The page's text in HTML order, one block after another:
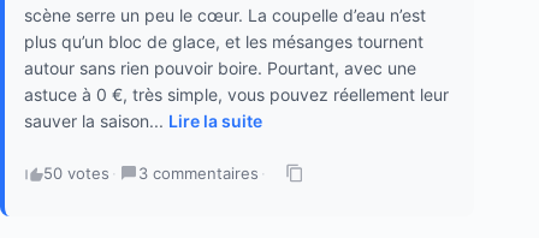
scène serre un peu le cœur. La coupelle d’eau n’est
plus qu’un bloc de glace, et les mésanges tournent
autour sans rien pouvoir boire. Pourtant, avec une
astuce à 0 €, très simple, vous pouvez réellement leur
sauver la saison... Lire la suite
50 votes · 3 commentaires ·